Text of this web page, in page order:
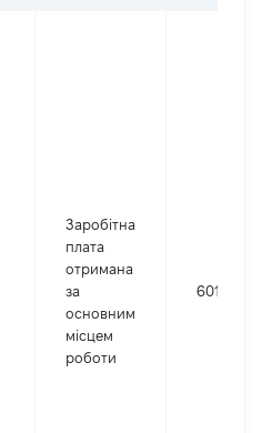
Заробітна
плата
отримана
за
основним
місцем
роботи
60109